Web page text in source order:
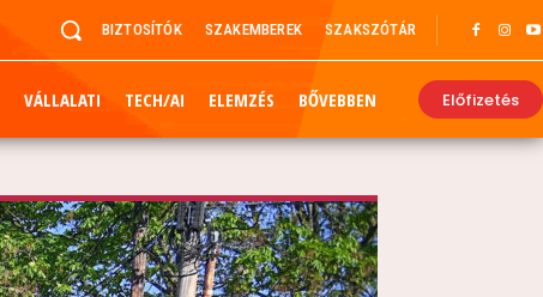
BIZTOSÍTÓK SZAKEMBEREK SZAKSZÓTÁR
VÁLLALATI TECH/AI ELEMZÉS BŐVEBBEN Előfizetés